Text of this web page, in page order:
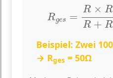
Rges =
R × R
R + R
R× R R+
Beispiel: Zwei
→ Rges = 50Ω